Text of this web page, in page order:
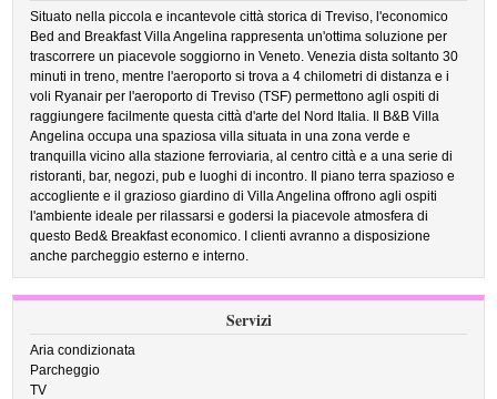
Situato nella piccola e incantevole città storica di Treviso, l'economico
Bed and Breakfast Villa Angelina rappresenta un'ottima soluzione per
trascorrere un piacevole soggiorno in Veneto. Venezia dista soltanto 30
minuti in treno, mentre l'aeroporto si trova a 4 chilometri di distanza e i
voli Ryanair per l'aeroporto di Treviso (TSF) permettono agli ospiti di
raggiungere facilmente questa città d'arte del Nord Italia. Il B&B Villa
Angelina occupa una spaziosa villa situata in una zona verde e
tranquilla vicino alla stazione ferroviaria, al centro città e a una serie di
ristoranti, bar, negozi, pub e luoghi di incontro. Il piano terra spazioso e
accogliente e il grazioso giardino di Villa Angelina offrono agli ospiti
l'ambiente ideale per rilassarsi e godersi la piacevole atmosfera di
questo Bed& Breakfast economico. I clienti avranno a disposizione
anche parcheggio esterno e interno.
Servizi
Aria condizionata
Parcheggio
TV